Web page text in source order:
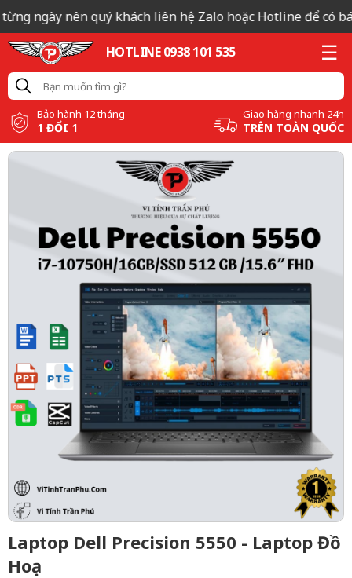
ngày nên quý khách liên hệ Zalo hoặc Hotline để có
HOTLINE 0938 101 535
Bảo hành 12 tháng
1 ĐỔI 1
Giao hàng nhanh 24h
TRÊN TOÀN QUỐC
Laptop Dell Precision 5550 - Laptop Đồ
Hoạ